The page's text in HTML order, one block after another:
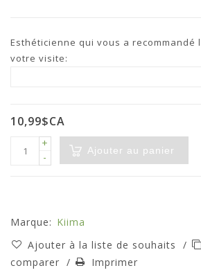
Esthéticienne qui vous a recommandé
votre visite:
10,99$CA
+
-
Ajouter au panier
Marque: Kiima
Ajouter à la liste de souhaits
/
comparer / Imprimer